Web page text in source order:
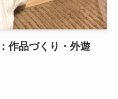
作品づくり・外遊